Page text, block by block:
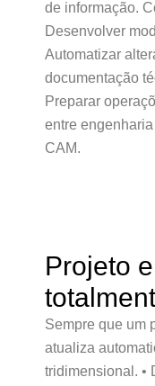
de informação.
Desenvolver
Automatizar
documentação
Preparar
entre
CAM.
Projeto
Sempre que um
atualiza
tridimensional. •